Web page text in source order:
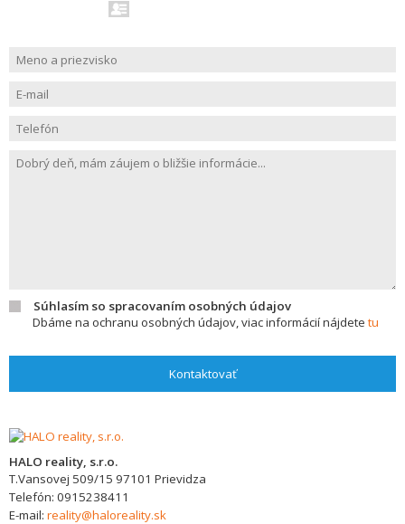
Súhlasím so spracovaním osobných údajov
Dbáme na ochranu osobných údajov, viac informácií nájdete tu
Kontaktovať
HALO reality, s.r.o.
T.Vansovej 509/15 97101 Prievidza
Telefón: 0915238411
E-mail: reality@haloreality.sk